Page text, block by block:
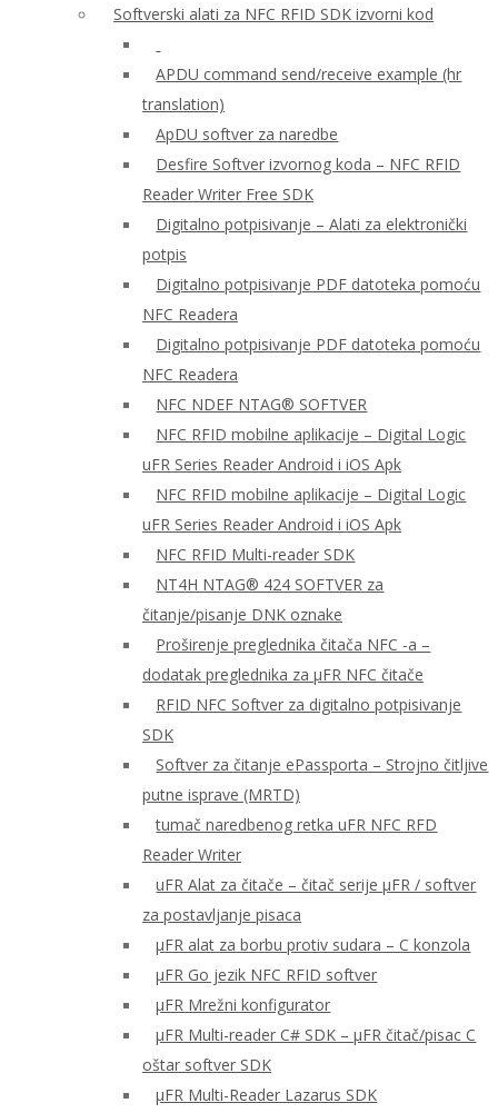
Softverski alati za NFC RFID SDK izvorni kod
APDU command send/receive example (hr
translation)
ApDU softver za naredbe
Desfire Softver izvornog koda – NFC RFID
Reader Writer Free SDK
Digitalno potpisivanje – Alati za elektronički
potpis
Digitalno potpisivanje PDF datoteka pomoću
NFC Readera
Digitalno potpisivanje PDF datoteka pomoću
NFC Readera
NFC NDEF NTAG® SOFTVER
NFC RFID mobilne aplikacije – Digital Logic
uFR Series Reader Android i iOS Apk
NFC RFID mobilne aplikacije – Digital Logic
uFR Series Reader Android i iOS Apk
NFC RFID Multi-reader SDK
NT4H NTAG® 424 SOFTVER za
čitanje/pisanje DNK oznake
Proširenje preglednika čitača NFC -a –
dodatak preglednika za μFR NFC čitače
RFID NFC Softver za digitalno potpisivanje
SDK
Softver za čitanje ePassporta – Strojno čitljive
putne isprave (MRTD)
tumač naredbenog retka uFR NFC RFD
Reader Writer
uFR Alat za čitače – čitač serije μFR / softver
za postavljanje pisaca
μFR alat za borbu protiv sudara – C konzola
μFR Go jezik NFC RFID softver
μFR Mrežni konfigurator
μFR Multi-reader C# SDK – μFR čitač/pisac C
oštar softver SDK
μFR Multi-Reader Lazarus SDK